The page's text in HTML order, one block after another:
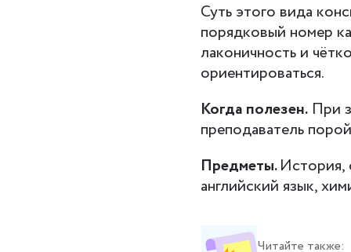
Суть этого вида
порядковый номер
лаконичность и
ориентироваться.
Когда полезен. При
преподаватель
Предметы.История,
английский язык,
Читайте также: